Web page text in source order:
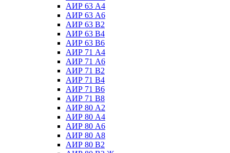
АИР 63 А4
АИР 63 А6
АИР 63 В2
АИР 63 В4
АИР 63 В6
АИР 71 А4
АИР 71 А6
АИР 71 В2
АИР 71 В4
АИР 71 В6
АИР 71 В8
АИР 80 А2
АИР 80 А4
АИР 80 А6
АИР 80 А8
АИР 80 В2